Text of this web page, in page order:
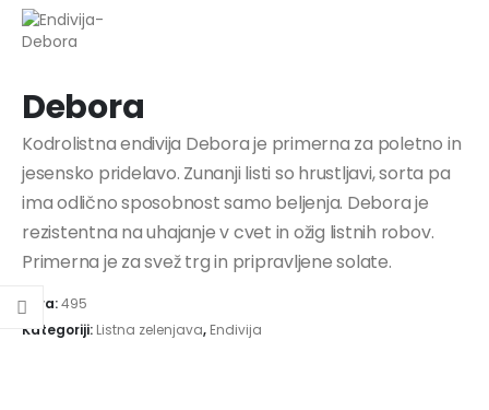
Debora
Kodrolistna endivija Debora je primerna za poletno in
jesensko pridelavo. Zunanji listi so hrustljavi, sorta pa
ima odlično sposobnost samo beljenja. Debora je
rezistentna na uhajanje v cvet in ožig listnih robov.
Primerna je za svež trg in pripravljene solate.
Šifra:495
Kategoriji: Listna zelenjava, Endivija